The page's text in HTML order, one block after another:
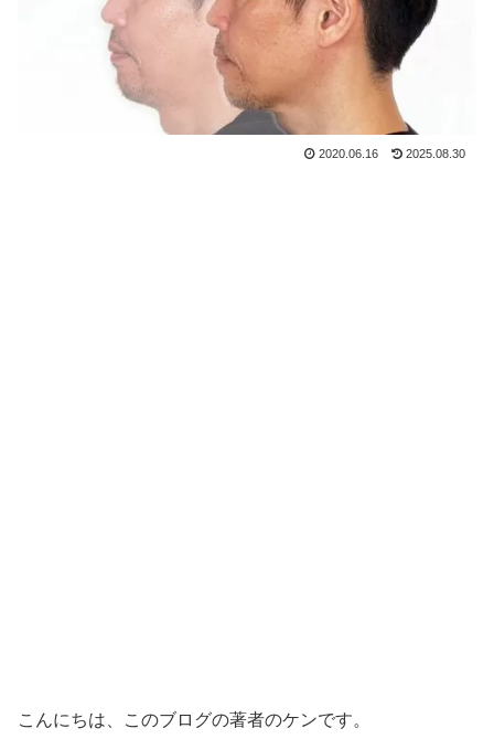
2020.06.16 2025.08.30
こんにちは、このブログの著者のケンです。